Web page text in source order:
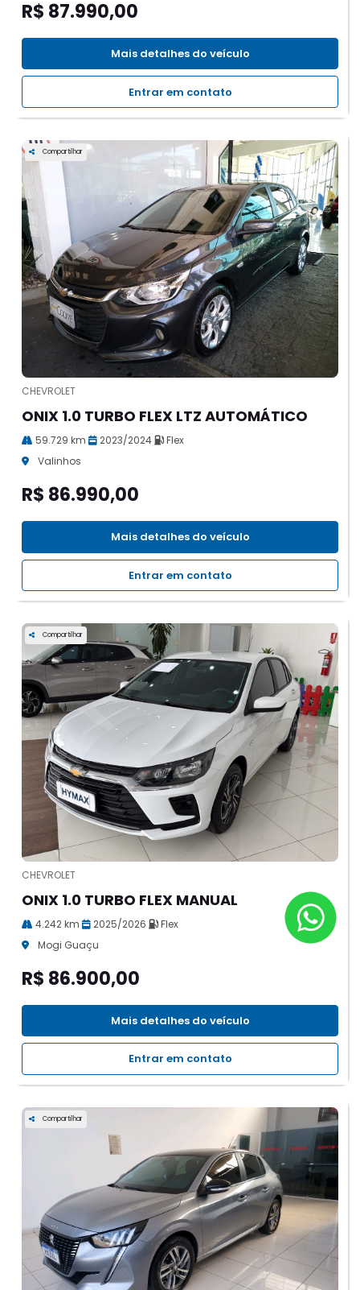
R$ 87.990,00
Mais detalhes do veículo
Entrar em contato
Compartilhar
CHEVROLET
ONIX 1.0 TURBO FLEX LTZ AUTOMÁTICO
59.729 km 2023/2024
Flex
Valinhos
R$ 86.990,00
Mais detalhes do veículo
Entrar em contato
Compartilhar
CHEVROLET
ONIX 1.0 TURBO FLEX MANUAL
4.242 km 2025/2026
Flex
Mogi Guaçu
R$ 86.900,00
Mais detalhes do veículo
Entrar em contato
Compartilhar